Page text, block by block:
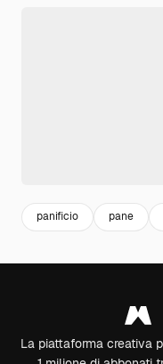
panificio pane
La piattaforma creativa